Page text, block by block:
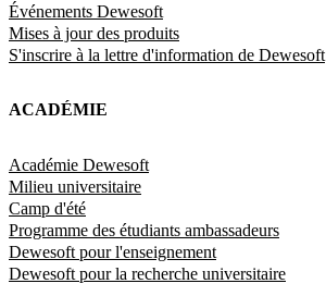
Événements Dewesoft
Mises à jour des produits
S'inscrire à la lettre d'information de Dewesoft
ACADÉMIE
Académie Dewesoft
Milieu universitaire
Camp d'été
Programme des étudiants ambassadeurs
Dewesoft pour l'enseignement
Dewesoft pour la recherche universitaire